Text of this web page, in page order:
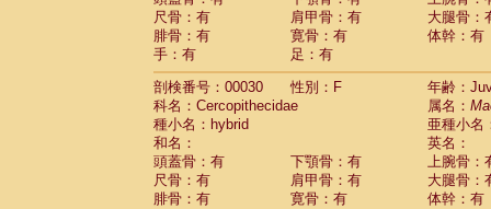
CercopithecidaePapio
CercopithecidaeMandrillus
CercopithecidaeMandrillus sphinx
CercopithecidaeTheropithecus
CercopithecidaeMacaca arctoides(4)
Cercopithecidae Macaca assamensis
Cercopithecidae
Macaca
CercopithecidaeMacaca cyclopis (23)
CercopithecidaeMacaca fascicularis
CercopithecidaeMacaca fuscaca
尺骨：有
肩甲骨：有
大腿骨：
腓骨：有
寛骨：有
体幹：有
手：有
足：有
剖検番号：00030
性別：F
年齢：
科名：Cercopithecidae
属名：
種小名：hybrid
亜種小名
和名：
英名：
頭蓋骨：有
下顎骨：有
上腕骨：
尺骨：有
肩甲骨：有
大腿骨：
腓骨：有
寛骨：有
体幹：有